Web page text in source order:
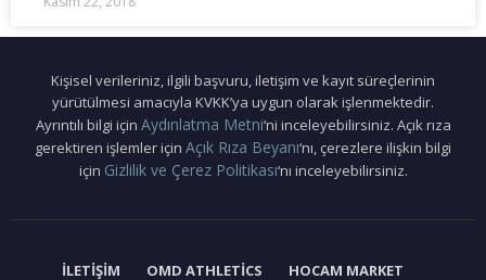
Kişisel verileriniz, ilgili başvuru, iletişim ve kayıt süreçlerinin
yürütülmesi amacıyla KVKK’ya uygun olarak işlenmektedir.
Ayrıntılı bilgi için Aydınlatma Metni‘ni inceleyebilirsiniz. Açık rıza
gerektiren işlemler için Açık Rıza Beyanı‘nı, çerezlere ilişkin bilgi
için Gizlilik ve Çerez Politikası‘nı inceleyebilirsiniz.
İLETIŞIM OMD ATHLETICS HOCAM MARKET